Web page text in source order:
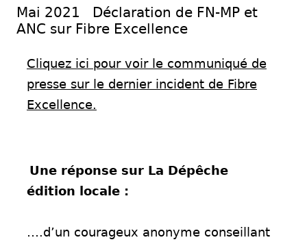
Mai 2021 Déclaration de FN-MP et
ANC sur Fibre Excellence
Cliquez ici pour voir le communiqué de
presse sur le dernier incident de Fibre
Excellence.
Une réponse sur La Dépêche
édition locale :
….d’un courageux anonyme conseillant